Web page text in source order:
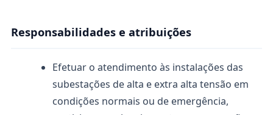
Responsabilidades e atribuições
Efetuar o atendimento às instalações das
subestações de alta e extra alta tensão em
condições normais ou de emergência,